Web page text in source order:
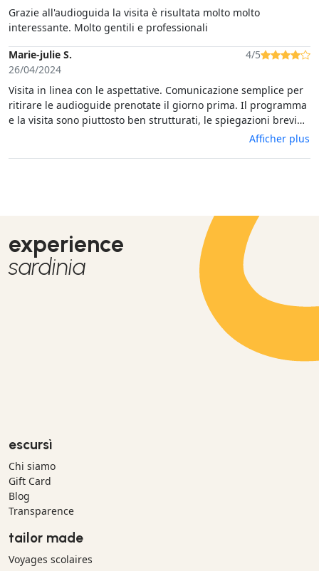
Grazie all'audioguida la visita è risultata molto molto
interessante. Molto gentili e professionali
Marie-julie S.
26/04/2024
4/5
Visita in linea con le aspettative. Comunicazione semplice per
ritirare le audioguide prenotate il giorno prima. Il programma
e la visita sono piuttosto ben strutturati, le spiegazioni brevi
Afficher plus
experience
sardinia
escursì
Chi siamo
Gift Card
Blog
Transparence
tailor made
Voyages scolaires